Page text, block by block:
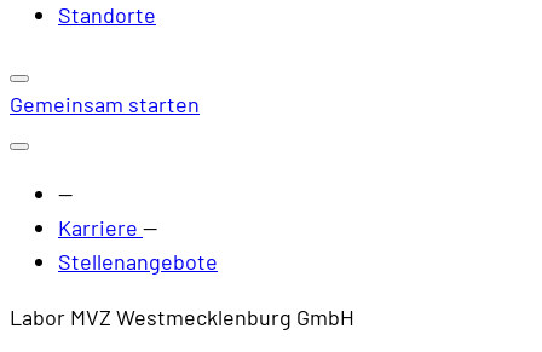
Standorte
Gemeinsam starten
—
Karriere —
Stellenangebote
Labor MVZ Westmecklenburg GmbH